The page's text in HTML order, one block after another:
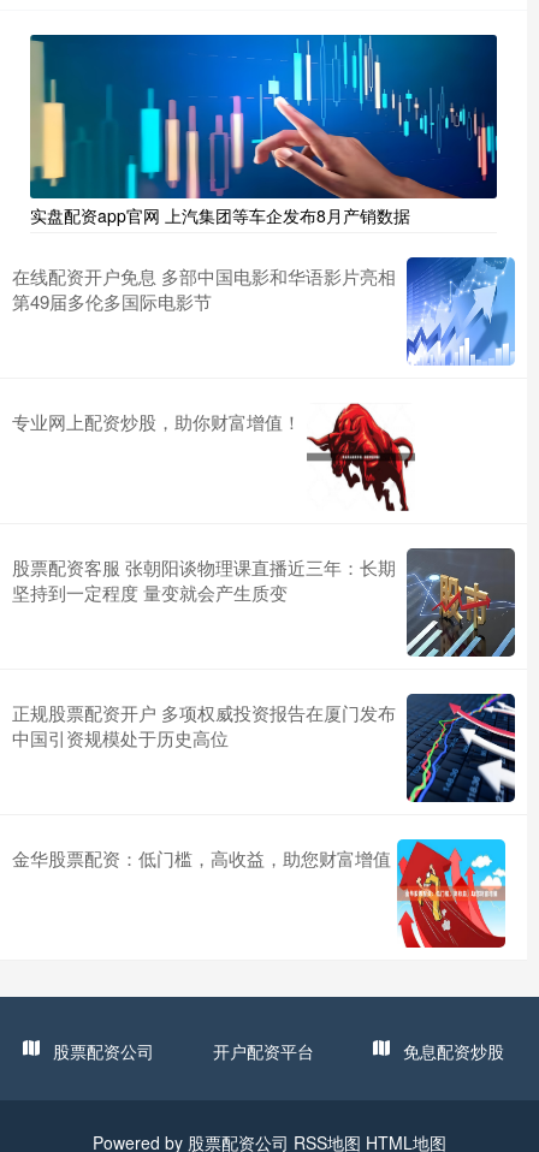
实盘配资app官网 上汽集团等车企发布8月产销数据
在线配资开户免息 多部中国电影和华语影片亮相
第49届多伦多国际电影节
专业网上配资炒股，助你财富增值！
股票配资客服 张朝阳谈物理课直播近三年：长期
坚持到一定程度 量变就会产生质变
正规股票配资开户 多项权威投资报告在厦门发布
中国引资规模处于历史高位
金华股票配资：低门槛，高收益，助您财富增值
股票配资公司 开户配资平台 免息配资炒股
Powered by 股票配资公司 RSS地图 HTML地图